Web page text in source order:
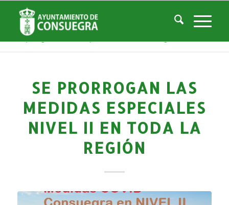
Noticias
Usted está aquí: Inicio / Noticias
Noticias-Actualidad
/
SE PRORROGAN LAS
MEDIDAS ESPECIALES
NIVEL II EN TODA LA
REGIÓN